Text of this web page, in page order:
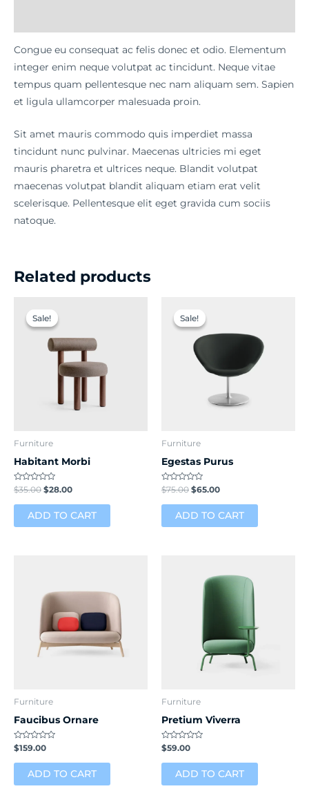
Congue eu consequat ac felis donec et odio. Elementum
integer enim neque volutpat ac tincidunt. Neque vitae
tempus quam pellentesque nec nam aliquam sem. Sapien
et ligula ullamcorper malesuada proin.
Sit amet mauris commodo quis imperdiet massa
tincidunt nunc pulvinar. Maecenas ultricies mi eget
mauris pharetra et ultrices neque. Blandit volutpat
maecenas volutpat blandit aliquam etiam erat velit
scelerisque. Pellentesque elit eget gravida cum sociis
natoque.
Related products
Sale!
Sale!
Furniture
Habitant Morbi
Rated
0
out
$35.00
price
was:
$28.00
ADD TO CART
Sale!
Sale!
Furniture
Egestas Purus
Rated
0
out
$75.00
price
was:
$75.00.
$65.00
$65.00.
ADD TO CART
Furniture
Faucibus Ornare
Rated
0
out
$159.00
ADD TO CART
Furniture
Pretium Viverra
Rated
0
out
$59.00
ADD TO CART